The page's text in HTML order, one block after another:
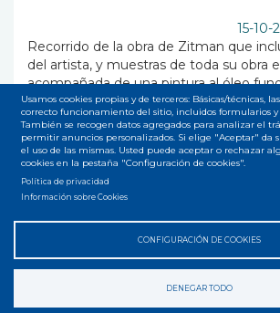
15-10-
Recorrido de la obra de Zitman que
del artista, y muestras de toda su obra
acompañada de una pintura al óleo
formar el discurso expositivo y una
dibujos relacionados directamente con
fundamentalmente en Caracas-
Suscribirse a Exposiciones
Accesibilidad Privacidad Legal Cookies
Usamos cookies propias y de terceros: Básicas/técnicas,
correcto funcionamiento del sitio, incluidos formularios y
También se recogen datos agregados para analizar el
permitir anuncios personalizados. Si elige "Aceptar" da
el uso de las mismas. Usted puede aceptar o rechazar
cookies en la pestaña "Configuración de cookies".
Política de privacidad
Información sobre Cookies
CONFIGURACIÓN DE COOKIES
DENEGAR TODO